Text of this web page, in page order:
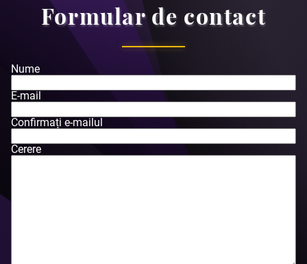
Formular de contact
Nume
E-mail
Confirmați e-mailul
Cerere